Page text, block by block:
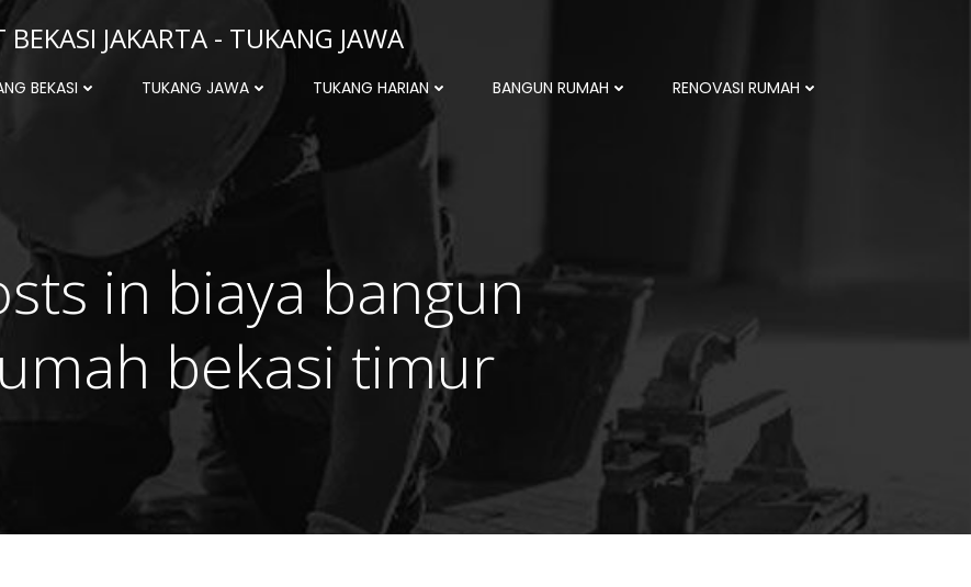
JAKARTA - TUKANG JAWA
BEKASI TUKANG JAWA TUKANG HARIAN BANGUN RUMAH RENOVASI RUMAH
in biaya bangun
bekasi timur